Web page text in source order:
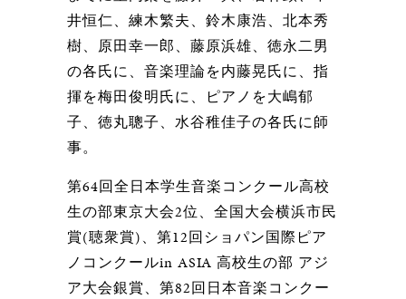
井恒仁、練木繁夫、鈴木康浩、北本秀
樹、原田幸一郎、藤原浜雄、徳永二男
の各氏に、音楽理論を内藤晃氏に、指
揮を梅田俊明氏に、ピアノを大嶋郁
子、徳丸聰子、水谷稚佳子の各氏に師
事。
第64回全日本学生音楽コンクール高校
生の部東京大会2位、全国大会横浜市民
賞(聴衆賞)、第12回ショパン国際ピア
ノコンクールin ASIA 高校生の部 アジ
ア大会銀賞、第82回日本音楽コンクー